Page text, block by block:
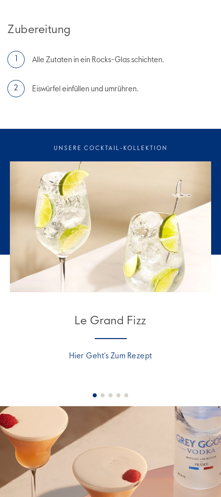
Zubereitung
Alle Zutaten in ein Rocks-Glas schichten.
Eiswürfel einfüllen und umrühren.
UNSERE COCKTAIL-KOLLEKTION
Le Grand Fizz
Hier Geht’s Zum Rezept